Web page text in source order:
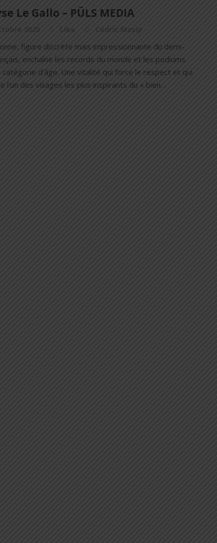
Le Gallo – PÜLS MEDIA
2025 Like Cédric Masip
figure discrète mais impressionnante du demi-
enchaîne les records du monde et les podiums
catégorie d’âge. Une vitalité qui force le respect et qui
l’un des visages les plus inspirants du « bien…